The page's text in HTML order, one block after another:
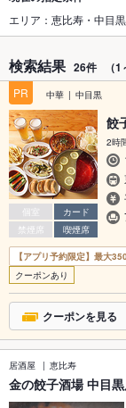
エリア：恵比寿・中目
検索結果 26件 （
PR 中華 中目黒
個室
カード
禁煙席
喫煙席
餃
2時
【アプリ予約限定】最大
クーポンあり
クーポンを見る
居酒屋 恵比寿
金の餃子酒場 中目